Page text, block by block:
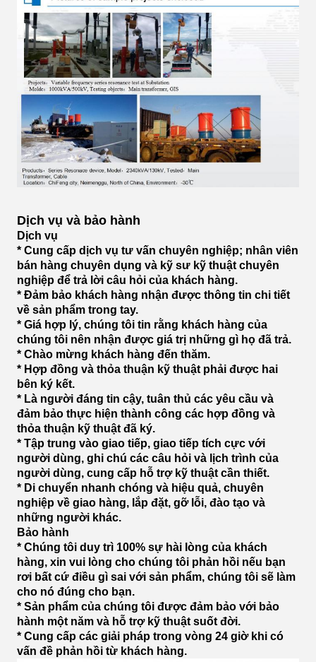
Dịch vụ và bảo hành
Dịch vụ
* Cung cấp dịch vụ tư vấn chuyên nghiệp; nhân viên
bán hàng chuyên dụng và kỹ sư kỹ thuật chuyên
nghiệp để trả lời câu hỏi của khách hàng.
* Đảm bảo khách hàng nhận được thông tin chi tiết
về sản phẩm trong tay.
* Giá hợp lý, chúng tôi tin rằng khách hàng của
chúng tôi nên nhận được giá trị những gì họ đã trả.
* Chào mừng khách hàng đến thăm.
* Hợp đồng và thỏa thuận kỹ thuật phải được hai
bên ký kết.
* Là người đáng tin cậy, tuân thủ các yêu cầu và
đảm bảo thực hiện thành công các hợp đồng và
thỏa thuận kỹ thuật đã ký.
* Tập trung vào giao tiếp, giao tiếp tích cực với
người dùng, ghi chú các câu hỏi và lịch trình của
người dùng, cung cấp hỗ trợ kỹ thuật cần thiết.
* Di chuyển nhanh chóng và hiệu quả, chuyên
nghiệp về giao hàng, lắp đặt, gỡ lỗi, đào tạo và
những người khác.
Bảo hành
* Chúng tôi duy trì 100% sự hài lòng của khách
hàng, xin vui lòng cho chúng tôi phản hồi nếu bạn
rơi bất cứ điều gì sai với sản phẩm, chúng tôi sẽ làm
cho nó đúng cho bạn.
* Sản phẩm của chúng tôi được đảm bảo với bảo
hành một năm và hỗ trợ kỹ thuật suốt đời.
* Cung cấp các giải pháp trong vòng 24 giờ khi có
vấn đề phản hồi từ khách hàng.